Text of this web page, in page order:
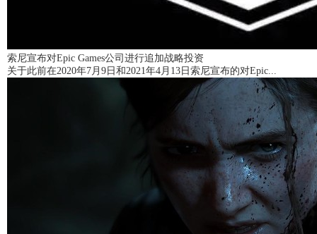
索尼宣布对Epic Games公司进行追加战略投资
关于此前在2020年7月9日和2021年4月13日索尼宣布的对Epic...